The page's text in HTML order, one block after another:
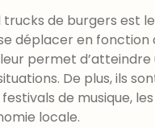
de burgers est
déplacer en fonction
permet
De plus, ils
de musique,
locale.